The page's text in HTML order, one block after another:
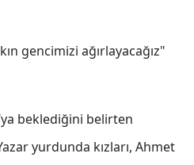
gencimizi ağırlayacağız"
beklediğini belirten
yurdunda kızları, Ahmet